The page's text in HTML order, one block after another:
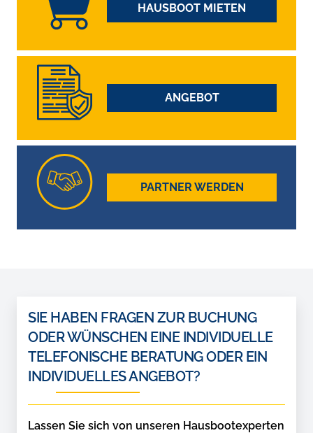
HAUSBOOT MIETEN
ANGEBOT
PARTNER WERDEN
SIE HABEN FRAGEN ZUR BUCHUNG
ODER WÜNSCHEN EINE INDIVIDUELLE
TELEFONISCHE BERATUNG ODER EIN
INDIVIDUELLES ANGEBOT?
Lassen Sie sich von unseren Hausbootexperten